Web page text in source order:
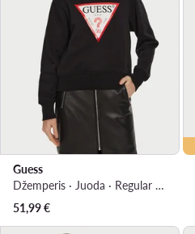
Guess
Džemperis · Juoda · Regular Fit
51,99€